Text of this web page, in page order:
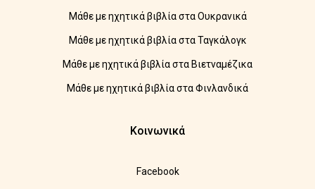
Μάθε με ηχητικά βιβλία στα Ουκρανικά
Μάθε με ηχητικά βιβλία στα Ταγκάλογκ
Μάθε με ηχητικά βιβλία στα Βιετναμέζικα
Μάθε με ηχητικά βιβλία στα Φινλανδικά
Κοινωνικά
Facebook